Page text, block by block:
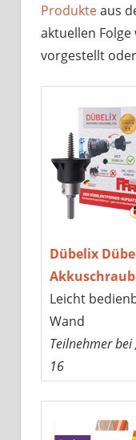
Produkteaus
aktuellen
vorgestellt
Dübelix
Leicht
Wand
Teilnehmer bei
16